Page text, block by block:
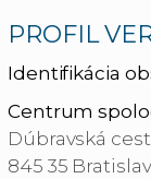
PROFIL
Identifikácia
Centrum
Dúbravská
845 35